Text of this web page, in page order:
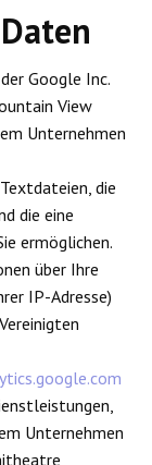
Google Inc.
View
Unternehmen
die
die eine
ermöglichen.
über Ihre
IP-Adresse)
Unternehmen